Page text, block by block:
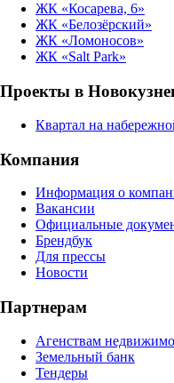
ЖК «Косарева, 6»
ЖК «Белозёрский»
ЖК «Ломоносов»
ЖК «Salt Park»
Проекты в
Квартал на
Компания
Информация о
Вакансии
Официальные
Брендбук
Для прессы
Новости
Партнерам
Агенствам
Земельный банк
Тендеры